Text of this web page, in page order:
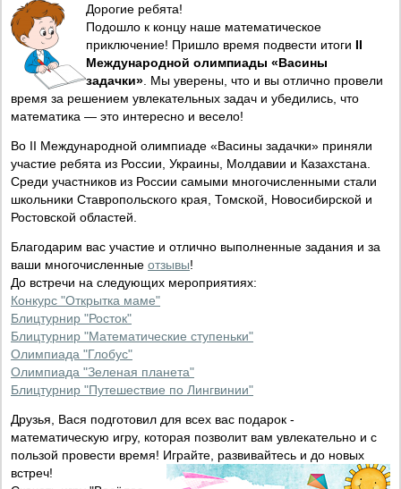
Дорогие ребята!
Подошло к концу наше математическое
приключение! Пришло время подвести итоги II
Международной олимпиады «Васины
задачки» . Мы уверены, что и вы отлично провели
время за решением увлекательных задач и убедились, что
математика — это интересно и весело!
Во II Международной олимпиаде «Васины задачки» приняли
участие ребята из России, Украины, Молдавии и Казахстана.
Среди участников из России самыми многочисленными стали
школьники Ставропольского края, Томской, Новосибирской и
Ростовской областей.
Благодарим вас участие и отлично выполненные задания и за
ваши многочисленные отзывы!
До встречи на следующих мероприятиях:
Конкурс "Открытка маме"
Блицтурнир "Росток"
Блицтурнир "Математические ступеньки"
Олимпиада "Глобус"
Олимпиада "Зеленая планета"
Блицтурнир "Путешествие по Лингвинии"
Друзья, Вася подготовил для всех вас подарок -
математическую игру, которая позволит вам увлекательно и с
пользой провести время! Играйте, развивайтесь и до новых
встреч!